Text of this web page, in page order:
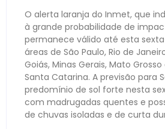
O alerta laranja do Inmet, que
à grande probabilidade de
permanece válido até esta
áreas de São Paulo, Rio de
Goiás, Minas Gerais, Mato Grosso
Santa Catarina. A previsão para
predomínio de sol forte nesta
com madrugadas quentes e
de chuvas isoladas e de curta